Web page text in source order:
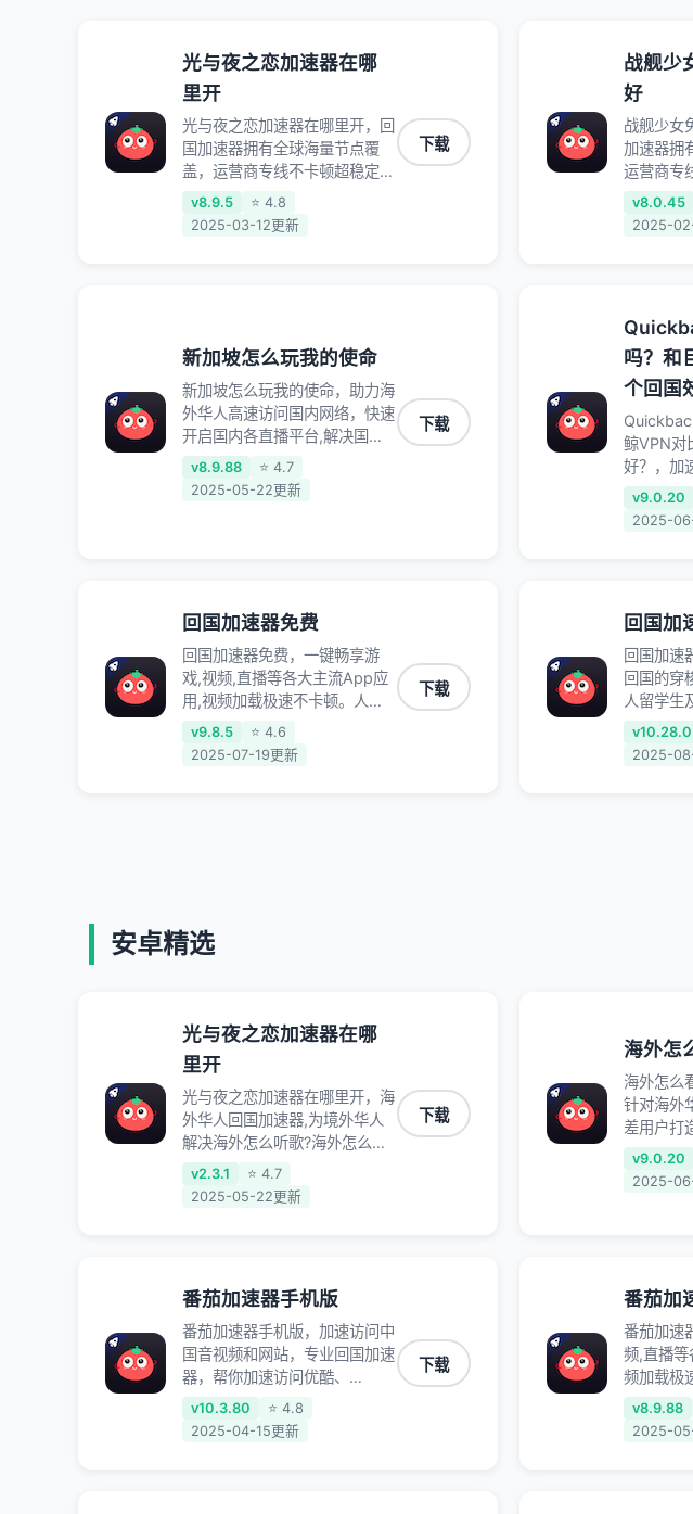
光与夜之恋加速器在哪
里开
光与夜之恋加速器在哪里开，回
国加速器拥有全球海量节点覆
盖，运营商专线不卡顿超稳定，
专为海外华人和留学生打造，帮
助海外华人免除地域限制，随时
v8.9.5
⭐ 4.8
2025-03-12更新
下载
战舰少
好
战舰少女
加速器拥
运营商专
海外华人
外华人免
v8.0.45
2025-
新加坡怎么玩我的使命
新加坡怎么玩我的使命，助力海
外华人高速访问国内网络，快速
开启国内各直播平台,解决国内
视频、音乐卡顿问题；更能加速
海量国服游戏，超低延迟稳定不
v8.9.88
⭐ 4.7
2025-05-22更新
下载
吗？和
个回国
鲸VPN对
好？，加
站，专业
访问优酷
弥什、
等国内各
力于帮助
澳台地区
戏和音乐
海外或港
游戏和音
v9.0.20
2025-
回国加速器免费
回国加速器免费，一键畅享游
戏,视频,直播等各大主流App应
用,视频加载极速不卡顿。人在
海外听歌,玩国服游戏 简单易
用。
v9.8.5
⭐ 4.6
2025-07-19更新
下载
回国加
回国加速
回国的穿
人留学生
地区版权
戏延迟，
v10.28.0
2025-
安卓精选
光与夜之恋加速器在哪
里开
光与夜之恋加速器在哪里开，海
外华人回国加速器,为境外华人
解决海外怎么听歌?海外怎么看
剧?海外怎么玩游戏不卡等境外
难题,全球回国稳定国内节点,专
v2.3.1
⭐ 4.7
2025-05-22更新
下载
海外怎
海外怎么
针对海外
差用户打
国加速器,
键加速畅
v9.0.20
2025-
番茄加速器手机版
番茄加速器手机版，加速访问中
国音视频和网站，专业回国加速
器，帮你加速访问优酷、
bilibili、腾讯视频、爱奇艺等，
加速国服游戏，例如原神、阴阳
v10.3.80
⭐ 4.8
2025-04-15更新
下载
番茄加
番茄加速
频,直播
频加载极
歌,玩国服
v8.9.88
2025-